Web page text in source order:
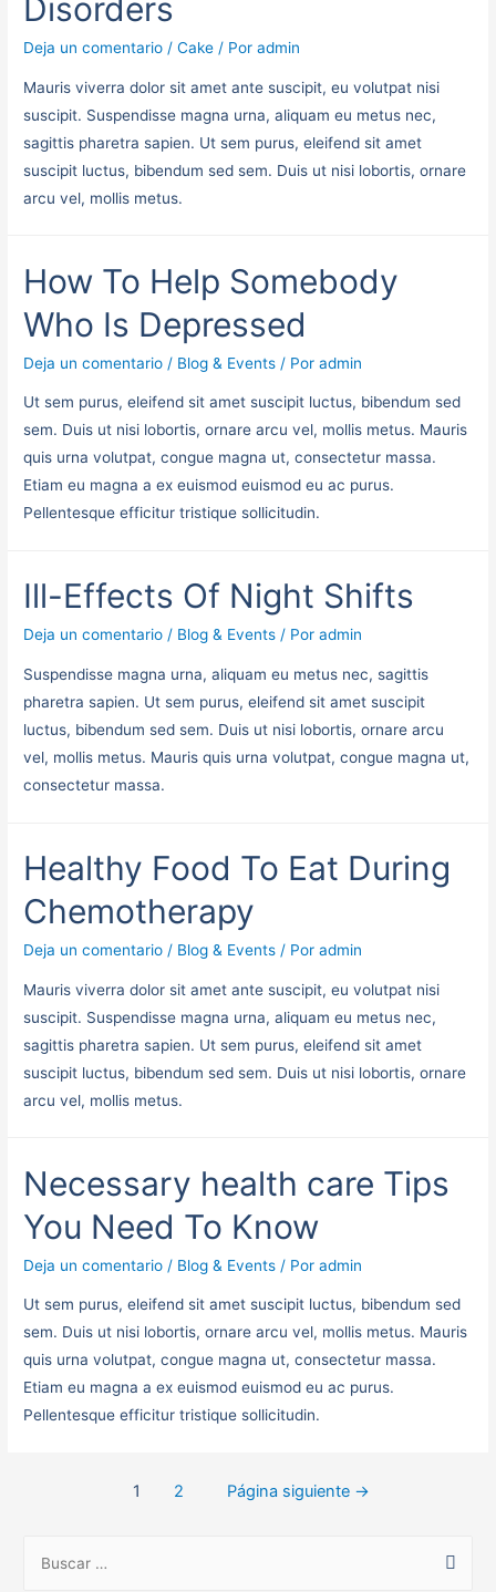
Disorders
Deja un comentario /Cake / Poradmin
Mauris viverra dolor sit amet ante suscipit, eu volutpat nisi
suscipit. Suspendisse magna urna, aliquam eu metus nec,
sagittis pharetra sapien. Ut sem purus, eleifend sit amet
suscipit luctus, bibendum sed sem. Duis ut nisi lobortis, ornare
arcu vel, mollis metus.
How To Help Somebody
Who Is Depressed
Deja un comentario / Blog & Events / Poradmin
Ut sem purus, eleifend sit amet suscipit luctus, bibendum sed
sem. Duis ut nisi lobortis, ornare arcu vel, mollis metus. Mauris
quis urna volutpat, congue magna ut, consectetur massa.
Etiam eu magna a ex euismod euismod eu ac purus.
Pellentesque efficitur tristique sollicitudin.
Ill-Effects Of Night Shifts
Deja un comentario / Blog & Events / Poradmin
Suspendisse magna urna, aliquam eu metus nec, sagittis
pharetra sapien. Ut sem purus, eleifend sit amet suscipit
luctus, bibendum sed sem. Duis ut nisi lobortis, ornare arcu
vel, mollis metus. Mauris quis urna volutpat, congue magna ut,
consectetur massa.
Healthy Food To Eat During
Chemotherapy
Deja un comentario / Blog & Events / Poradmin
Mauris viverra dolor sit amet ante suscipit, eu volutpat nisi
suscipit. Suspendisse magna urna, aliquam eu metus nec,
sagittis pharetra sapien. Ut sem purus, eleifend sit amet
suscipit luctus, bibendum sed sem. Duis ut nisi lobortis, ornare
arcu vel, mollis metus.
Necessary health care Tips
You Need To Know
Deja un comentario / Blog & Events / Poradmin
Ut sem purus, eleifend sit amet suscipit luctus, bibendum sed
sem. Duis ut nisi lobortis, ornare arcu vel, mollis metus. Mauris
quis urna volutpat, congue magna ut, consectetur massa.
Etiam eu magna a ex euismod euismod eu ac purus.
Pellentesque efficitur tristique sollicitudin.
1 2 Página siguiente →